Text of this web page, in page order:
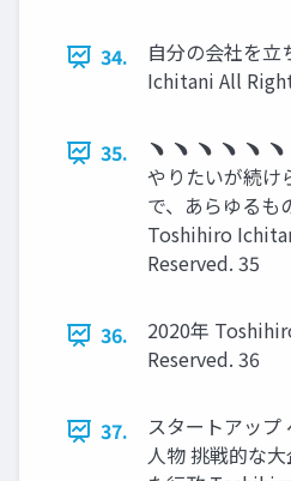
34.
⾃分の会社を
Ichitani All
35.
﹅ ﹅ ﹅ ﹅ ﹅
やりたいが続け
で、あらゆるも
Toshihiro
Reserved. 35
36.
2020年
Reserved. 36
37.
スタートアップ
⼈物 挑戦的な